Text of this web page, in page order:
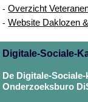
-Overzicht
-Website Daklozen
Digitale-Sociale-
De Digitale-
Onderzoeksburo